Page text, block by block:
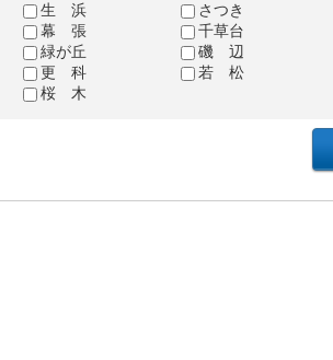
生 浜
さつき
幕 張
千草台
緑が丘
磯 辺
更 科
若 松
桜 木